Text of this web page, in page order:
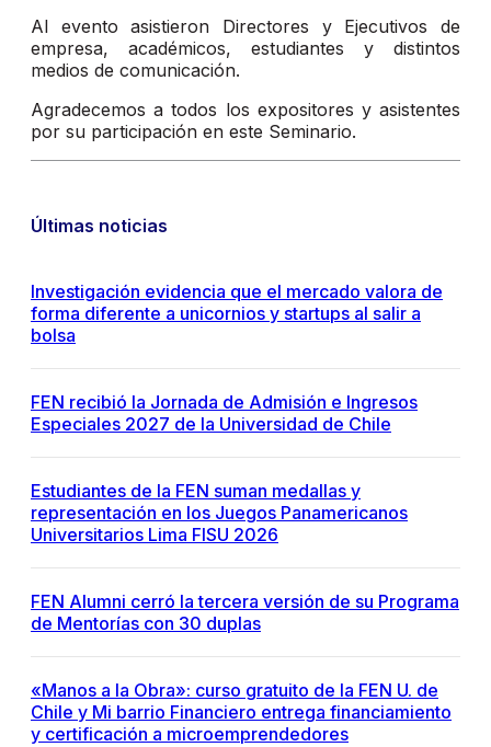
Al evento asistieron Directores y Ejecutivos de
empresa, académicos, estudiantes y distintos
medios de comunicación.
Agradecemos a todos los expositores y asistentes
por su participación en este Seminario.
Últimas noticias
Investigación evidencia que el mercado valora de
forma diferente a unicornios y startups al salir a
bolsa
FEN recibió la Jornada de Admisión e Ingresos
Especiales 2027 de la Universidad de Chile
Estudiantes de la FEN suman medallas y
representación en los Juegos Panamericanos
Universitarios Lima FISU 2026
FEN Alumni cerró la tercera versión de su Programa
de Mentorías con 30 duplas
«Manos a la Obra»: curso gratuito de la FEN U. de
Chile y Mi barrio Financiero entrega financiamiento
y certificación a microemprendedores